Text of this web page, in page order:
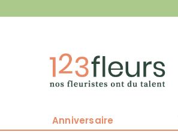
Anniversaire